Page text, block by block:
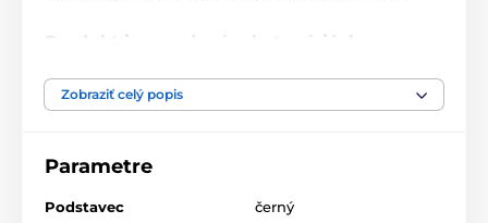
Produkt je zaradený v kategóriách
Futbal Akryl trofeje
Zobraziť celý popis
Parametre
Podstavec černý